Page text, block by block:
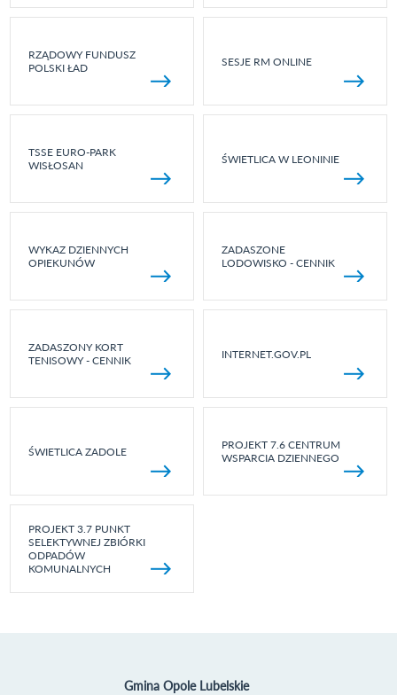
RZĄDOWY FUNDUSZ
POLSKI ŁAD
SESJE RM ONLINE
TSSE EURO-PARK
WISŁOSAN
ŚWIETLICA W LEONINIE
WYKAZ DZIENNYCH
OPIEKUNÓW
ZADASZONE
LODOWISKO - CENNIK
ZADASZONY KORT
TENISOWY - CENNIK
INTERNET.GOV.PL
ŚWIETLICA ZADOLE
PROJEKT 7.6 CENTRUM
WSPARCIA DZIENNEGO
PROJEKT 3.7 PUNKT
SELEKTYWNEJ ZBIÓRKI
ODPADÓW
KOMUNALNYCH
Gmina Opole Lubelskie